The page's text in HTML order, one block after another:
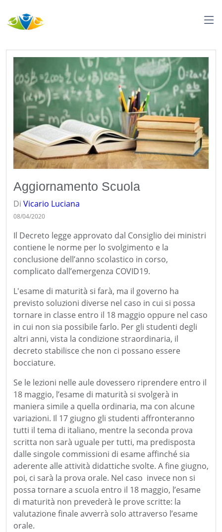
Aggiornamento Scuola
Di Vicario Luciana
08/04/2020
Il Decreto legge approvato dal Consiglio dei ministri
contiene le norme per lo svolgimento e la
conclusione dell’anno scolastico in corso,
complicato dall’emergenza COVID19.
L'esame di maturità si farà, ma il governo ha
previsto soluzioni diverse nel caso in cui si possa
tornare in classe entro il 18 maggio oppure nel caso
in cui non sia possibile farlo. Per gli studenti degli
altri anni, vista la condizione straordinaria, il
decreto stabilisce che non ci possano essere
bocciature.
Se le lezioni nelle aule dovessero riprendere entro il
18 maggio, l’esame di maturità si svolgerà in
maniera simile a quella ordinaria, ma con alcune
variazioni. Il 17 giugno gli studenti affronteranno
tutti il tema di italiano, mentre la seconda prova
scritta non sarà uguale per tutti, ma predisposta
dalle singole commissioni di esame affinché sia
aderente alle attività didattiche svolte. A fine giugno,
poi, ci sarà la prova orale. Nel caso invece non si
possa tornare a scuola entro il 18 maggio, l’esame
di maturità non prevederà le prove scritte: la
valutazione finale avverrà solo attraverso l’esame
orale.